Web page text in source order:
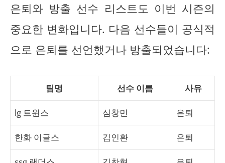
은퇴와 방출 선수 리스트도 이번 시즌의
중요한 변화입니다. 다음 선수들이 공식적
으로 은퇴를 선언했거나 방출되었습니다:
팀명 선수 이름 사유
lg 트윈스 심창민 은퇴
한화 이글스 김인환 은퇴